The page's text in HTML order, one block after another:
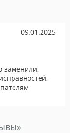
09.01.2025
заменили,